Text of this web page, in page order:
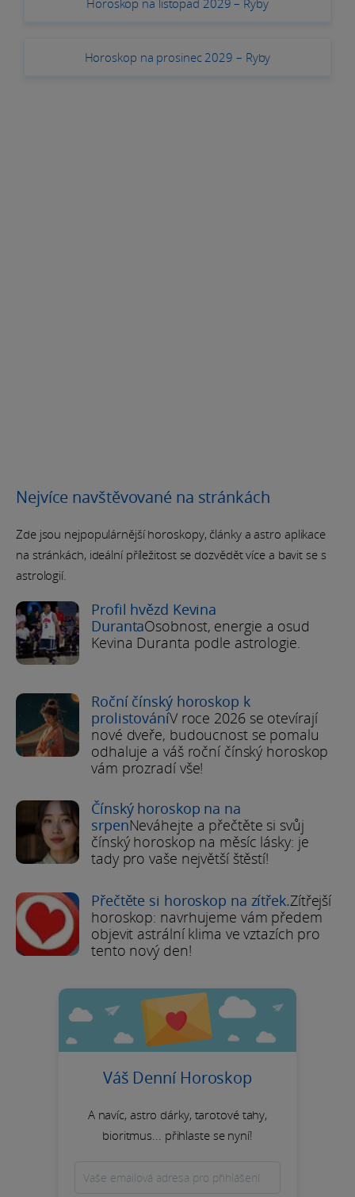
Horoskop na prosinec 2029 – Ryby
Nejvíce navštěvované na stránkách
Zde jsou nejpopulárnější horoskopy, články a astro aplikace
na stránkách, ideální příležitost se dozvědět více a bavit se s
astrologií.
Profil hvězd Kevina
DurantaOsobnost, energie a osud
Kevina Duranta podle astrologie.
Roční čínský horoskop k
prolistováníV roce 2026 se otevírají
nové dveře, budoucnost se pomalu
odhaluje a váš roční čínský horoskop
vám prozradí vše!
Čínský horoskop na na
srpenNeváhejte a přečtěte si svůj
čínský horoskop na měsíc lásky: je
tady pro vaše největší štěstí!
Přečtěte si horoskop na zítřek.Zítřejší
horoskop: navrhujeme vám předem
objevit astrální klima ve vztazích pro
tento nový den!
Váš Denní Horoskop
A navíc, astro dárky, tarotové tahy,
bioritmus... přihlaste se nyní!